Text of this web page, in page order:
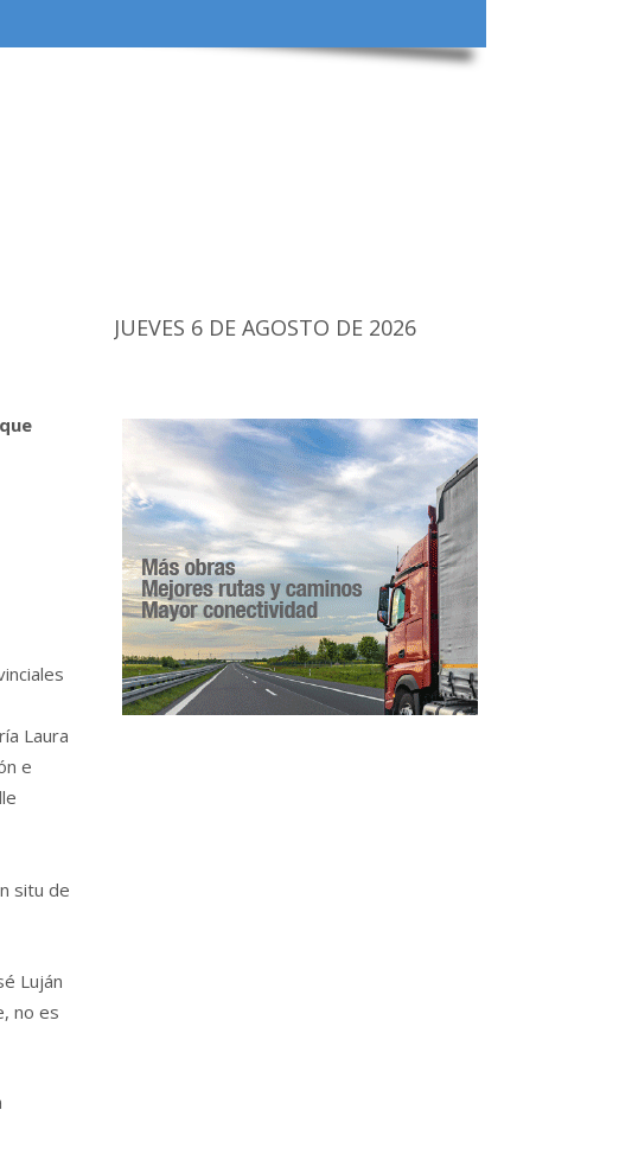
Laura
e
situ de
Luján
no es
JUEVES 6 DE AGOSTO DE 2026